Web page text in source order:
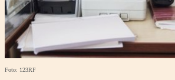
Foto: 123RF